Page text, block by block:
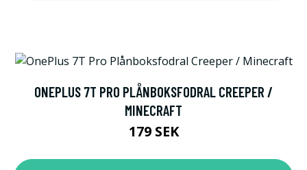
ONEPLUS 7T PRO PLÅNBOKSFODRAL CREEPER /
MINECRAFT
179 SEK